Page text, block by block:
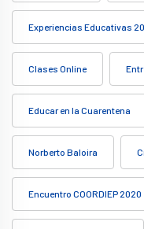
Experiencias Educativas
Clases Online
Educar en la Cuarentena
Norberto Baloira
Encuentro COORDIEP 2020